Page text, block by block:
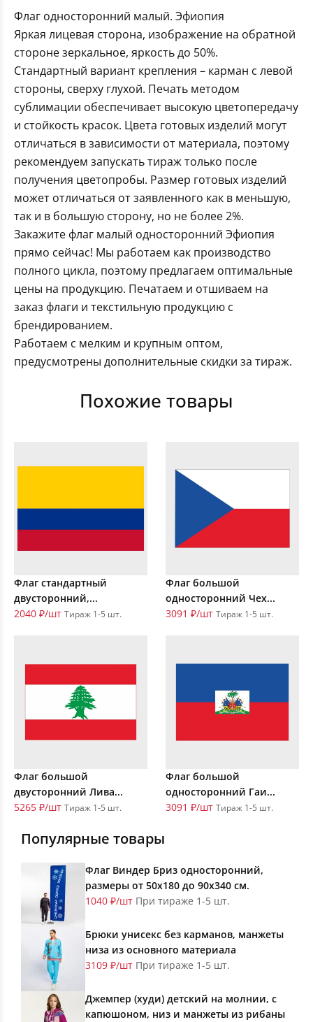
Флаг односторонний малый. Эфиопия
Яркая лицевая сторона, изображение на обратной
стороне зеркальное, яркость до 50%.
Стандартный вариант крепления – карман с левой
стороны, сверху глухой. Печать методом
сублимации обеспечивает высокую цветопередачу
и стойкость красок. Цвета готовых изделий могут
отличаться в зависимости от материала, поэтому
рекомендуем запускать тираж только после
получения цветопробы. Размер готовых изделий
может отличаться от заявленного как в меньшую,
так и в большую сторону, но не более 2%.
Закажите флаг малый односторонний Эфиопия
прямо сейчас! Мы работаем как производство
полного цикла, поэтому предлагаем оптимальные
цены на продукцию. Печатаем и отшиваем на
заказ флаги и текстильную продукцию с
брендированием.
Работаем с мелким и крупным оптом,
предусмотрены дополнительные скидки за тираж.
Похожие товары
Флаг стандартный
двусторонний,...
2040 ₽/шт Тираж 1-5 шт.
Флаг большой
односторонний Чех...
3091 ₽/шт Тираж 1-5 шт.
Флаг большой
двусторонний Лива...
5265 ₽/шт Тираж 1-5 шт.
Флаг большой
односторонний Гаи...
3091 ₽/шт Тираж 1-5 шт.
Популярные товары
Флаг Виндер Бриз односторонний,
размеры от 50х180 до 90х340 см.
1040 ₽/шт При тираже 1-5 шт.
Брюки унисекс без карманов, манжеты
низа из основного материала
3109 ₽/шт При тираже 1-5 шт.
Джемпер (худи) детский на молнии, с
капюшоном, низ и манжеты из рибаны